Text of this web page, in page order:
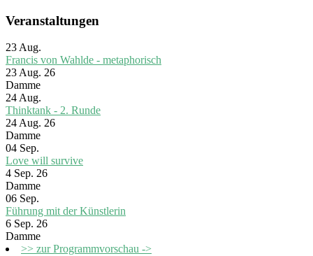
Veranstaltungen
23 Aug.
Francis von Wahlde - metaphorisch
23 Aug. 26
Damme
24 Aug.
Thinktank - 2. Runde
24 Aug. 26
Damme
04 Sep.
Love will survive
4 Sep. 26
Damme
06 Sep.
Führung mit der Künstlerin
6 Sep. 26
Damme
>> zur Programmvorschau ->